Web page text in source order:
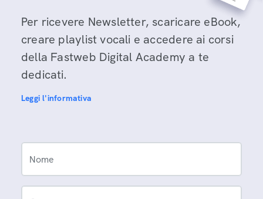
Per ricevere Newsletter, scaricare eBook,
creare playlist vocali e accedere ai corsi
della Fastweb Digital Academy a te
dedicati.
Leggi l'informativa
Nome